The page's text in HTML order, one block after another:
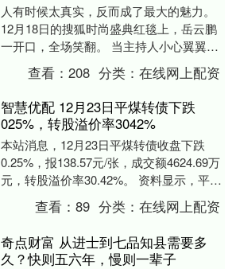
人有时候太真实，反而成了最大的魅力。
12月18日的搜狐时尚盛典红毯上，岳云鹏
一开口，全场笑翻。 当主持人小心翼翼问
起那场“男模伴舞突然被换”的事时，他脱口
而出....查看：208 分类：在线网上配资
智慧优配 12月23日平煤转债下跌
025%，转股溢价率3042%
本站消息，12月23日平煤转债收盘下跌
0.25%，报138.57元/张，成交额4624.69万
元，转股溢价率30.42%。 资料显示，平煤
转债信用级别为“AAA....
查看：89 分类：在线网上配资
奇点财富 从进士到七品知县需要多
久？快则五六年，慢则一辈子